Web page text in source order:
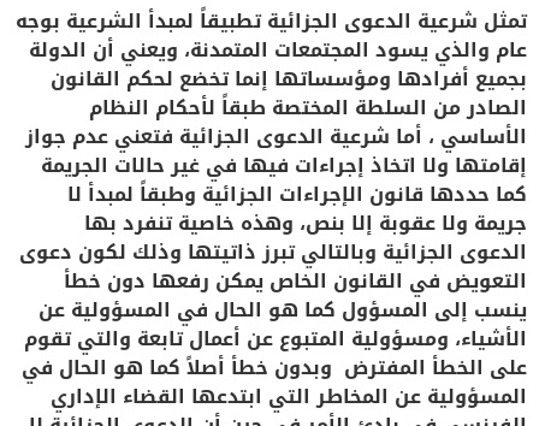
تمثل شرعية الدعوى الجزائية تطبيقاً لمبدأ الشرعية بوجه
عام والذي يسود المجتمعات المتمدنة، ويعني أن الدولة
بجميع أفرادها ومؤسساتها إنما تخضع لحكم القانون
الصادر من السلطة المختصة طبقاً لأحكام النظام
الأساسي ، أما شرعية الدعوى الجزائية فتعني عدم جواز
إقامتها ولا اتخاذ إجراءات فيها في غير حالات الجريمة
كما حددها قانون الإجراءات الجزائية وطبقاً لمبدأ لا
جريمة ولا عقوبة إلا بنص، وهذه خاصية تنفرد بها
الدعوى الجزائية وبالتالي تبرز ذاتيتها وذلك لكون دعوى
التعويض في القانون الخاص يمكن رفعها دون خطأ
ينسب إلى المسؤول كما هو الحال في المسؤولية عن
الأشياء، ومسؤولية المتبوع عن أعمال تابعة والتي تقوم
على الخطأ المفترض وبدون خطأ أصلاً كما هو الحال في
المسؤولية عن المخاطر التي ابتدعها القضاء الإداري